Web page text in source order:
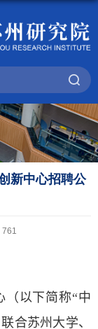
新中心招聘公
761
（以下简称“中
合苏州大学、